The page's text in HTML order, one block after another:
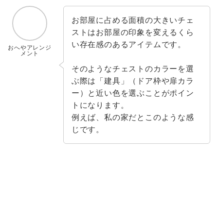
おへやアレンジ
メント
お部屋に占める面積の大きいチェ
ストはお部屋の印象を変えるくら
い存在感のあるアイテムです。
そのようなチェストのカラーを選
ぶ際は「建具」（ドア枠や扉カラ
ー）と近い色を選ぶことがポイン
トになります。
例えば、私の家だとこのような感
じです。